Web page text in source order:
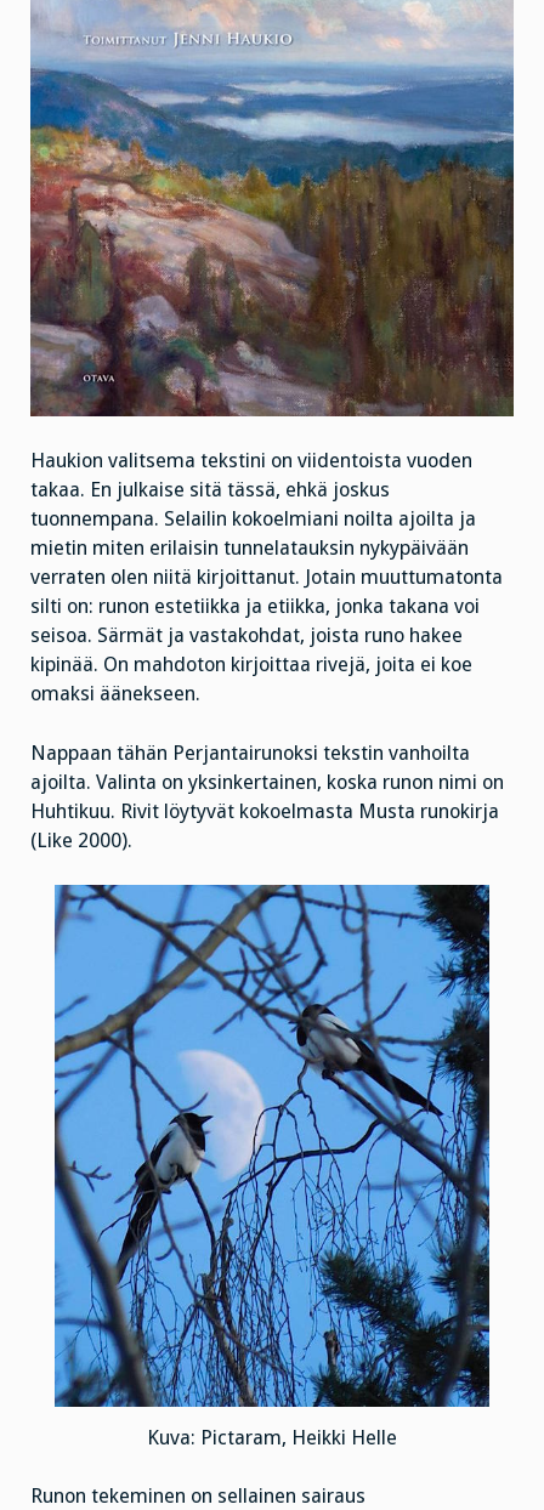
Haukion valitsema tekstini on viidentoista vuoden
takaa. En julkaise sitä tässä, ehkä joskus
tuonnempana. Selailin kokoelmiani noilta ajoilta ja
mietin miten erilaisin tunnelatauksin nykypäivään
verraten olen niitä kirjoittanut. Jotain muuttumatonta
silti on: runon estetiikka ja etiikka, jonka takana voi
seisoa. Särmät ja vastakohdat, joista runo hakee
kipinää. On mahdoton kirjoittaa rivejä, joita ei koe
omaksi äänekseen.
Nappaan tähän Perjantairunoksi tekstin vanhoilta
ajoilta. Valinta on yksinkertainen, koska runon nimi on
Huhtikuu. Rivit löytyvät kokoelmasta Musta runokirja
(Like 2000).
Kuva: Pictaram, Heikki Helle
Runon tekeminen on sellainen sairaus